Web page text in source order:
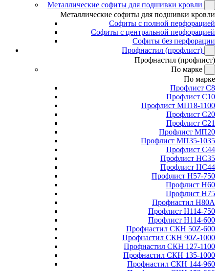
Металлические софиты для подшивки кровли
Металлические софиты для подшивки кровли
Софиты с полной перфорацией
Софиты с центральной перфорацией
Софиты без перфорации
Профнастил (профлист)
Профнастил (профлист)
По марке
По марке
Профлист С8
Профлист С10
Профлист МП18-1100
Профлист С20
Профлист С21
Профлист МП20
Профлист МП35-1035
Профлист С44
Профлист НС35
Профлист НС44
Профлист Н57-750
Профлист Н60
Профлист Н75
Профнастил Н80А
Профлист Н114-750
Профлист Н114-600
Профнастил СКН 50Z-600
Профнастил СКН 90Z-1000
Профнастил СКН 127-1100
Профнастил СКН 135-1000
Профнастил СКН 144-960